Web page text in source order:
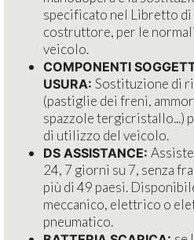
specificato nel Libretto
costruttore, per le
veicolo.
COMPONENTI
USURA: Sostituzione di
(pastiglie dei freni,
spazzole tergicristallo...)
di utilizzo del veicolo.
DS ASSISTANCE:
24, 7 giorni su 7, senza
più di 49 paesi.
meccanico, elettrico o
pneumatico.